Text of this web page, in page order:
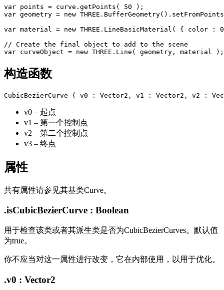
var points = curve.getPoints( 50 );
var geometry = new
var material = new THREE.LineBasicMaterial( { color :
// Create the final object to add to the scene
构造函数
v0 – 起点
v1 – 第一个控制点
v2 – 第二个控制点
v3 – 终点
属性
共有属性请参见其基类Curve。
.isCubicBezierCurve : Boolean
用于检查该类或者其派生类是否为CubicBezierCurves。默认值
为true。
你不应当对这一属性进行改变，它在内部使用，以用于优化。
.v0 : Vector2